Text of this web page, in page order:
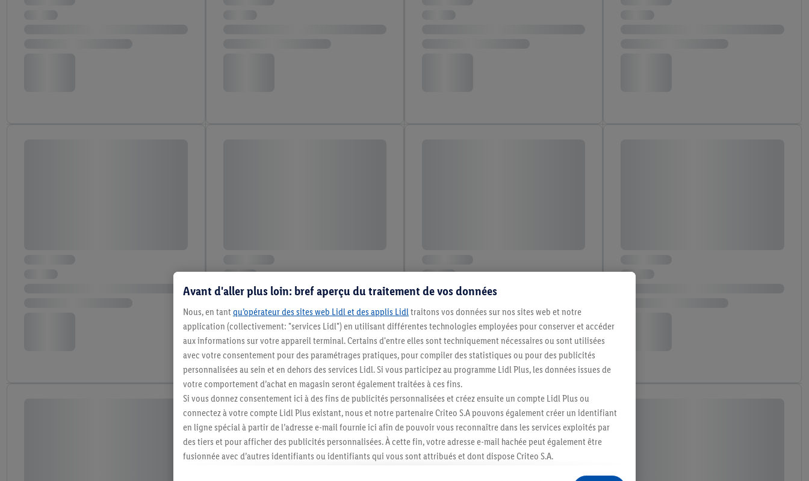
Avant d'aller plus loin: bref aperçu du traitement de vos données
Nous, en tant qu’opérateur des sites web Lidl et des applis Lidl traitons vos données sur nos sites web et notre
application (collectivement: "services Lidl") en utilisant différentes technologies employées pour conserver et accéder
aux informations sur votre appareil terminal. Certains d'entre elles sont techniquement nécessaires ou sont utilisées
avec votre consentement pour des paramétrages pratiques, pour compiler des statistiques ou pour des publicités
personnalisées au sein et en dehors des services Lidl. Si vous participez au programme Lidl Plus, les données issues de
votre comportement d’achat en magasin seront également traitées à ces fins.
Si vous donnez consentement ici à des fins de publicités personnalisées et créez ensuite un compte Lidl Plus ou
connectez à votre compte Lidl Plus existant, nous et notre partenaire Criteo S.A pouvons également créer un identifiant
en ligne spécial à partir de l’adresse e-mail fournie ici afin de pouvoir vous reconnaître dans les services exploités par
des tiers et pour afficher des publicités personnalisées. À cette fin, votre adresse e-mail hachée peut également être
fusionnée avec d’autres identifiants ou identifiants qui vous sont attribués et dont dispose Criteo S.A.